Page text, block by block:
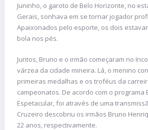
Juninho, o garoto de Belo Horizonte, no
Gerais, sonhava em se tornar jogador
Apaixonados pelo esporte, os dois
bola nos pés.
Juntos, Bruno e o irmão começaram no
várzea da cidade mineira. Lá, o menino
primeiras medalhas e os troféus da
campeonatos. De acordo com o programa
Espetacular, foi através de uma
Cruzeiro descobriu os irmãos Bruno
22 anos, respectivamente.